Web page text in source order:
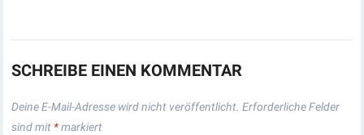
SCHREIBE EINEN KOMMENTAR
Deine E-Mail-Adresse wird nicht veröffentlicht. Erforderliche Felder
sind mit *markiert